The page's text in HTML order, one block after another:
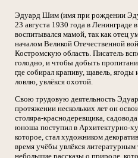
Эдуард Шим (имя при рождении
23 августа 1930 года в
воспитывался мамой, так как отец
началом Великой Отечественной
Костромскую область. Писатель
голодно, и чтобы добыть
где собирал крапиву, щавель,
ловлю, увлёкся охотой.
Свою трудовую деятельность
протяжении нескольких лет он
столяра-краснодеревщика,
юноша поступил в Архитектурно-
которое, стал художником
время учёбы увлёкся литературным
небольшие рассказы о природе,